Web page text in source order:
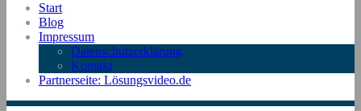
Start
Blog
Impressum
Datenschutzerklärung
Kontakt
Partnerseite: Lösungsvideo.de